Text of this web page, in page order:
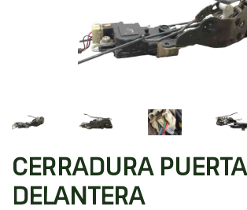
CERRADURA PUERTA
DELANTERA